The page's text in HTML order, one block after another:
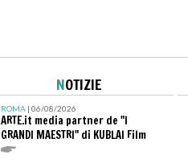
NOTIZIE
ROMA| 06/08/2026
ARTE.it media partner de "I
GRANDI MAESTRI" di KUBLAI Film